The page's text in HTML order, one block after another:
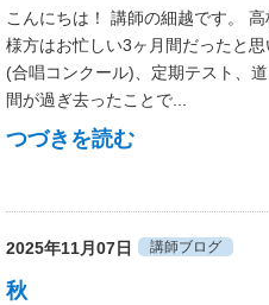
こんにちは！ 講師の細越です。
様方はお忙しい3ヶ月間だったと
(合唱コンクール)、定期テスト、
間が過ぎ去ったことで...
つづきを読む
2025年11月07日 講師ブログ
秋